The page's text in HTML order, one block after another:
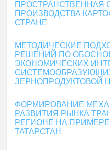
ПРОСТРАНСТВЕННАЯ
ПРОИЗВОДСТВА
СТРАНЕ
МЕТОДИЧЕСКИЕ
РЕШЕНИЙ ПО
ЭКОНОМИЧЕСКИХ
ЗЕРНОПРОДУКТОВОЙ
ФОРМИРОВАНИЕ
РАЗВИТИЯ РЫНКА
РЕГИОНЕ НА
ТАТАРСТАН